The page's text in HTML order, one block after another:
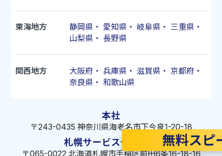
東海地方 静岡県 ・ 愛知県 ・ 岐阜県 ・ 三重県 ・
山梨県 ・ 長野県
関西地方 大阪府 ・ 兵庫県 ・ 滋賀県 ・ 京都府 ・
奈良県 ・ 和歌山県
本社
〒243-0435 神奈川県海老名市下今泉1-20-18
札幌サービスセンター
〒065-0022 北海道札幌市手稲区前田6条16-18-16
無料スピ